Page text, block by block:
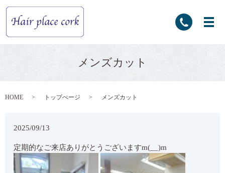
メンズカット
HOME トップぺージ メンズカット
2025/09/13
定期的なご来店ありがとうございますm(__)m